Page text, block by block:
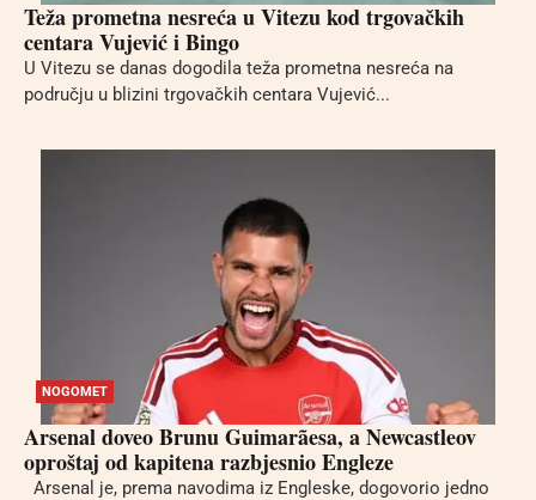
Teža prometna nesreća u Vitezu kod trgovačkih
centara Vujević i Bingo
U Vitezu se danas dogodila teža prometna nesreća na
području u blizini trgovačkih centara Vujević...
NOGOMET
Arsenal doveo Brunu Guimarãesa, a Newcastleov
oproštaj od kapitena razbjesnio Engleze
Arsenal je, prema navodima iz Engleske, dogovorio jedno